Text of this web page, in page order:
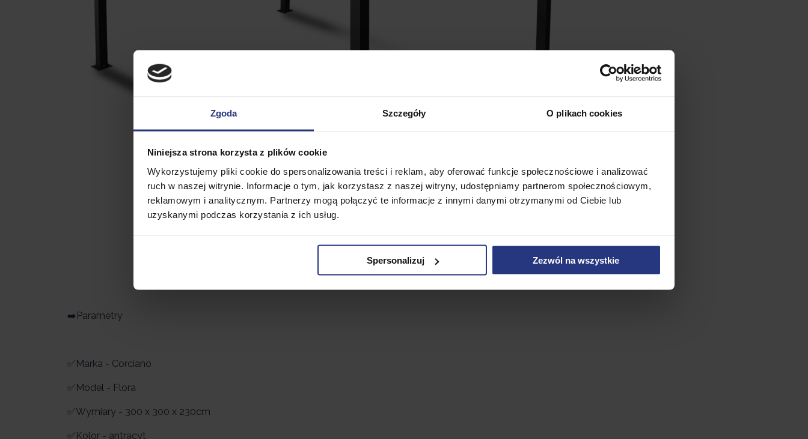
Zgoda Szczegóły O plikach cookies
Niniejsza strona korzysta z plików cookie
Wykorzystujemy pliki cookie do spersonalizowania treści i reklam, aby oferować funkcje społecznościowe i analizować
ruch w naszej witrynie. Informacje o tym, jak korzystasz z naszej witryny, udostępniamy partnerom społecznościowym,
reklamowym i analitycznym. Partnerzy mogą połączyć te informacje z innymi danymi otrzymanymi od Ciebie lub
uzyskanymi podczas korzystania z ich usług.
Spersonalizuj Zezwól na wszystkie
➡️Parametry
✅Marka - Corciano
✅Model - Flora
✅Wymiary - 300 x 300 x 230cm
✅Kolor - antracyt